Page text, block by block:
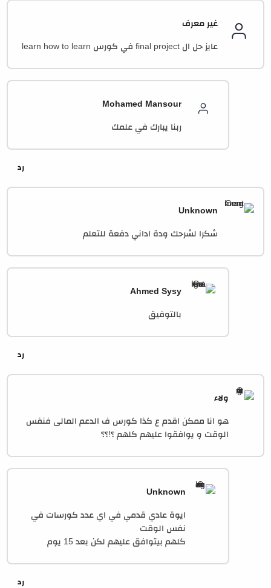
غير معرف
عايز حل ال final project في كورس learn how to learn
Mohamed Mansour
ربنا يبارك في علمك
Unknown
شكرا لشرحك ودة اداني دفعة للتعلم
Ahmed Sysy
بالتوفيق
ولاء
هو انا ممكن اقدم ع كذا كورس ف الدعم المالى فنفس
الوقت و يوافقوا عليهم كلهم ؟!؟؟
Unknown
ايوة عادي قدمي في اي عدد كورسات في
نفس الوقت
كلهم بيتوافق عليهم لكن بعد 15 يوم